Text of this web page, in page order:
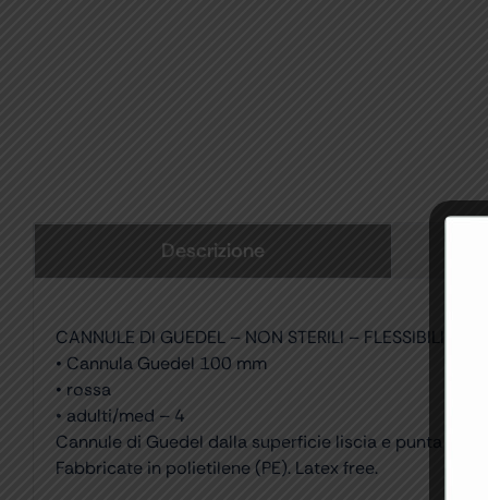
Descrizione
CANNULE DI GUEDEL – NON STERILI – FLESSIBILI,
• Cannula Guedel 100 mm
• rossa
• adulti/med – 4
Cannule di Guedel dalla superficie liscia e punta
Fabbricate in polietilene (PE). Latex free.